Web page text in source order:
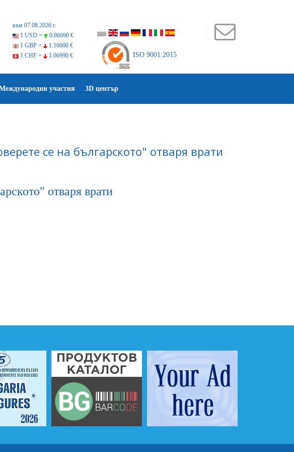
към 07.08.2026 г.
1 USD =
0.86690 €
1 GBP =
1.16600 €
1 CHF =
1.06990 € ISO 9001:2015
участия 3D център
се на българското" отваря врати
отваря врати